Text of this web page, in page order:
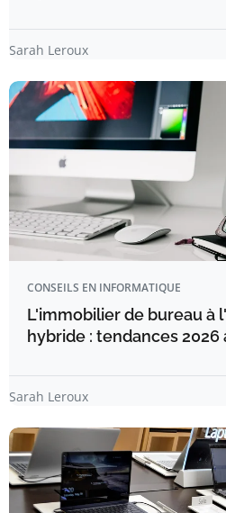
Sarah Leroux
CONSEILS EN INFORMATIQUE
L'immobilier de bureau à
hybride : tendances 2026
Sarah Leroux